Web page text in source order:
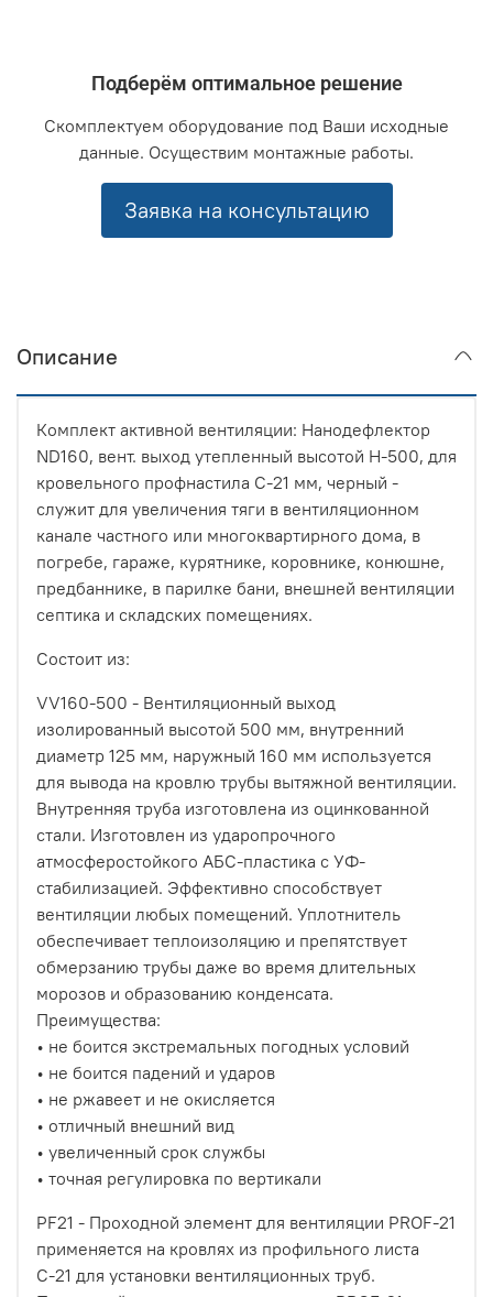
Подберём оптимальное решение
Скомплектуем оборудование под Ваши исходные
данные. Осуществим монтажные работы.
Заявка на консультацию
Описание
Комплект активной вентиляции: Нанодефлектор
ND160, вент. выход утепленный высотой Н-500, для
кровельного профнастила С-21 мм, черный -
служит для увеличения тяги в вентиляционном
канале частного или многоквартирного дома, в
погребе, гараже, курятнике, коровнике, конюшне,
предбаннике, в парилке бани, внешней вентиляции
септика и складских помещениях.
Состоит из:
VV160-500 - Вентиляционный выход
изолированный высотой 500 мм, внутренний
диаметр 125 мм, наружный 160 мм используется
для вывода на кровлю трубы вытяжной вентиляции.
Внутренняя труба изготовлена из оцинкованной
стали. Изготовлен из ударопрочного
атмосферостойкого АБС-пластика с УФ-
стабилизацией. Эффективно способствует
вентиляции любых помещений. Уплотнитель
обеспечивает теплоизоляцию и препятствует
обмерзанию трубы даже во время длительных
морозов и образованию конденсата.
Преимущества:
• не боится экстремальных погодных условий
• не боится падений и ударов
• не ржавеет и не окисляется
• отличный внешний вид
• увеличенный срок службы
• точная регулировка по вертикали
PF21 - Проходной элемент для вентиляции PROF-21
применяется на кровлях из профильного листа
С-21 для установки вентиляционных труб.